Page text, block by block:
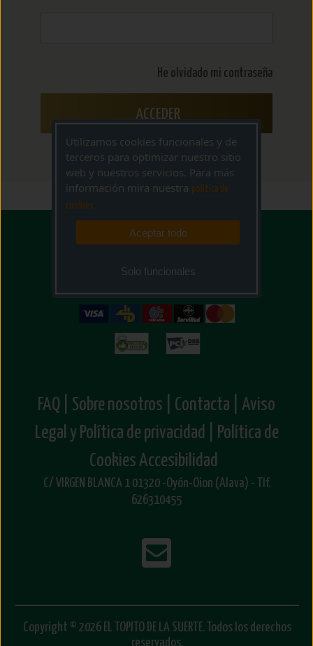
He olvidado mi contraseña
ACCEDER
FAQ | Sobre nosotros | Contacta |
Aviso
Legal y Política de privacidad |
Política de
CookiesAccesibilidad
C/ VIRGEN BLANCA 1 01320 -Oyón-Oion (Alava) - Tlf.
626310455
Copyright © 2026 EL TOPITO DE LA SUERTE. Todos los derechos
reservados.
Utilizamos cookies funcionales y de
terceros para optimizar nuestro sitio
web y nuestros servicios. Para más
información mira nuestra politica de
cookies
Aceptar todo
Solo funcionales